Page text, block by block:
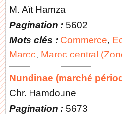
M. Aït Hamza
Pagination : 5602
Mots clés : Commerce,
Maroc, Maroc central
Nundinae (marché
Chr. Hamdoune
Pagination : 5673